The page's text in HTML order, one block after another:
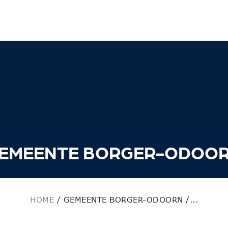
BORGER-
HOME / GEMEENTE BORGER-ODOORN /...